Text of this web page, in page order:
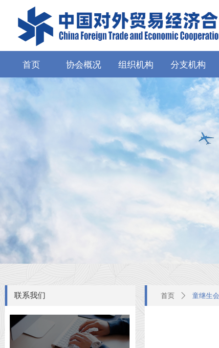
首页 协会概况 组织机构 分支机构
联系我们 首页 ꄲ 童继生